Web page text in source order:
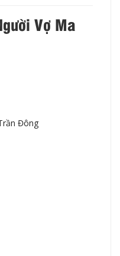
Vợ Ma
Đông